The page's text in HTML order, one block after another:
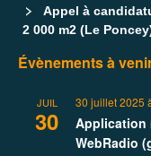
Appel à
2 000 m2 (Le
Évènements à
JUIL
30
30 juillet 2025
Application
WebRadio